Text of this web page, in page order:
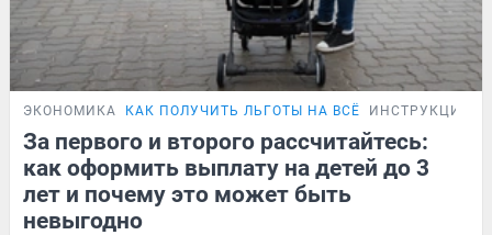
ЭКОНОМИКА КАК ПОЛУЧИТЬ ЛЬГОТЫ НА ВСЁ ИНСТРУКЦИЯ
За первого и второго рассчитайтесь:
как оформить выплату на детей до 3
лет и почему это может быть
невыгодно